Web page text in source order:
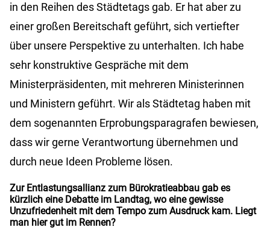
in den Reihen des Städtetags gab. Er hat aber zu
einer großen Bereitschaft geführt, sich vertiefter
über unsere Perspektive zu unterhalten. Ich habe
sehr konstruktive Gespräche mit dem
Ministerpräsidenten, mit mehreren Ministerinnen
und Ministern geführt. Wir als Städtetag haben mit
dem sogenannten Erprobungsparagrafen bewiesen,
dass wir gerne Verantwortung übernehmen und
durch neue Ideen Probleme lösen.
Zur Entlastungsallianz zum Bürokratieabbau gab es
kürzlich eine Debatte im Landtag, wo eine gewisse
Unzufriedenheit mit dem Tempo zum Ausdruck kam. Liegt
man hier gut im Rennen?